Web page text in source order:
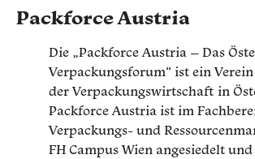
Packforce Austria
Die „Packforce Austria – Das
Verpackungsforum“ ist ein
der Verpackungswirtschaft in
Packforce Austria ist im
Verpackungs- und
FH Campus Wien angesiedelt